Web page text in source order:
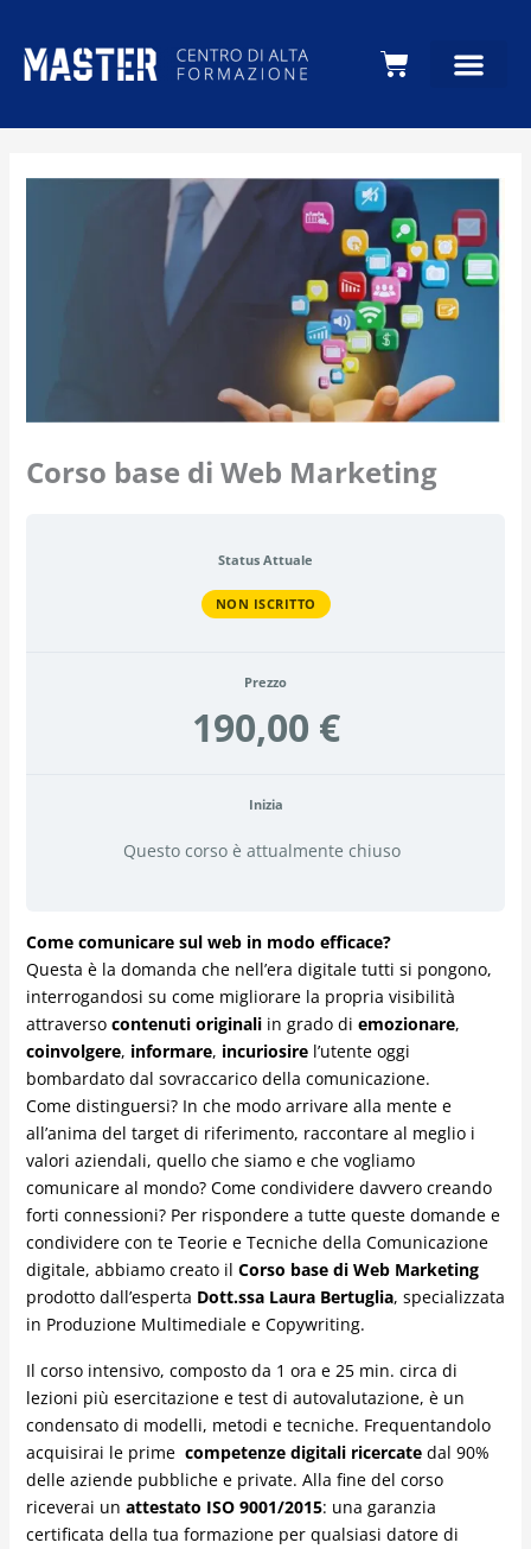
Carrello
Corso base di Web Marketing
Status Attuale
NON ISCRITTO
Prezzo
190,00 €
Inizia
Questo corso è attualmente chiuso
Come comunicare sul web in modo efficace?
Questa è la domanda che nell’era digitale tutti si pongono,
interrogandosi su come migliorare la propria visibilità
attraverso contenuti originaliin grado di emozionare,
coinvolgere, informare, incuriosirel’utente oggi
bombardato dal sovraccarico della comunicazione.
Come distinguersi? In che modo arrivare alla mente e
all’anima del target di riferimento, raccontare al meglio i
valori aziendali, quello che siamo e che vogliamo
comunicare al mondo? Come condividere davvero creando
forti connessioni? Per rispondere a tutte queste domande e
condividere con te Teorie e Tecniche della Comunicazione
digitale, abbiamo creato il Corso base di Web Marketing
prodotto dall’esperta Dott.ssa Laura Bertuglia, specializzata
in Produzione Multimediale e Copywriting.
Il corso intensivo, composto da 1 ora e 25 min. circa di
lezioni più esercitazione e test di autovalutazione, è un
condensato di modelli, metodi e tecniche. Frequentandolo
acquisirai le prime competenze digitali ricercatedal 90%
delle aziende pubbliche e private. Alla fine del corso
riceverai un attestato ISO 9001/2015: una garanzia
certificata della tua formazione per qualsiasi datore di